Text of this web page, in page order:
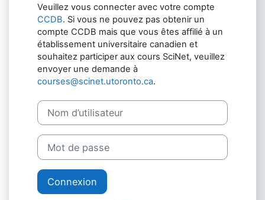
Veuillez vous connecter avec votre compte
CCDB. Si vous ne pouvez pas obtenir un
compte CCDB mais que vous êtes affilié à un
établissement universitaire canadien et
souhaitez participer aux cours SciNet, veuillez
envoyer une demande à
courses@scinet.utoronto.ca.
Nom d’utilisateur
Mot de passe
Connexion